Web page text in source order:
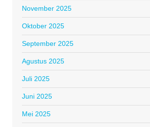
November 2025
Oktober 2025
September 2025
Agustus 2025
Juli 2025
Juni 2025
Mei 2025